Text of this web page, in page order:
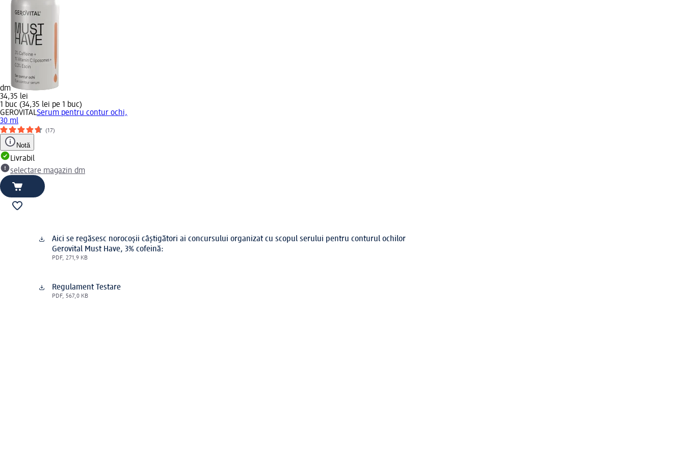
dm
34,35 lei
1 buc (34,35 lei pe 1 buc)
GEROVITALSerum pentru contur ochi,
30 ml
(17)
Notă
Livrabil
selectare magazin dm
Aici se regăsesc norocoșii câștigători ai concursului organizat cu scopul serului pentru conturul ochilor
Gerovital Must Have, 3% cofeină:
PDF, 271,9 KB
Regulament Testare
PDF, 567,0 KB